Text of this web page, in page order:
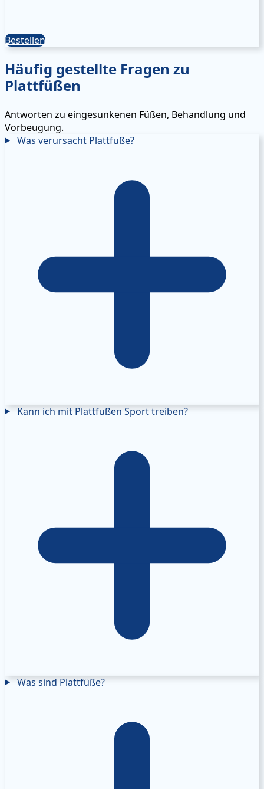
Bestellen
Häufig gestellte Fragen zu
Plattfüßen
Antworten zu eingesunkenen Füßen, Behandlung und
Vorbeugung.
Was verursacht Plattfüße?
Kann ich mit Plattfüßen Sport treiben?
Was sind Plattfüße?